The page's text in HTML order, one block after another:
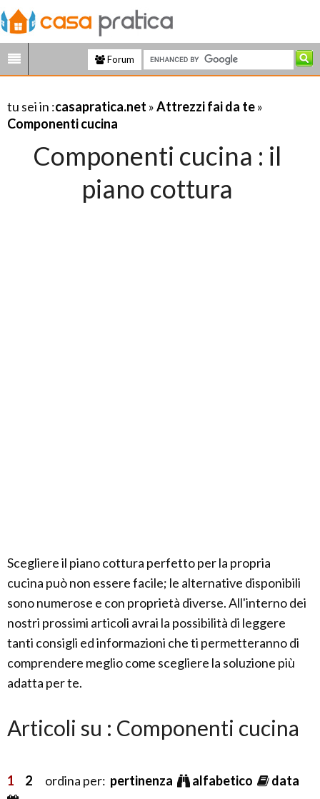
Forum
tu sei in :casapratica.net »Attrezzi fai da te»
Componenti cucina
Componenti cucina : il
piano cottura
Scegliere il piano cottura perfetto per la propria
cucina può non essere facile; le alternative disponibili
sono numerose e con proprietà diverse. All'interno dei
nostri prossimi articoli avrai la possibilità di leggere
tanti consigli ed informazioni che ti permetteranno di
comprendere meglio come scegliere la soluzione più
adatta per te.
Articoli su : Componenti cucina
1 2 ordina per: pertinenza alfabetico data